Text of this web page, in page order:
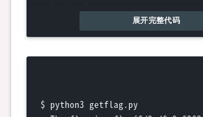
push(x)
  }
展开完整代码
$ python3 getflag.py